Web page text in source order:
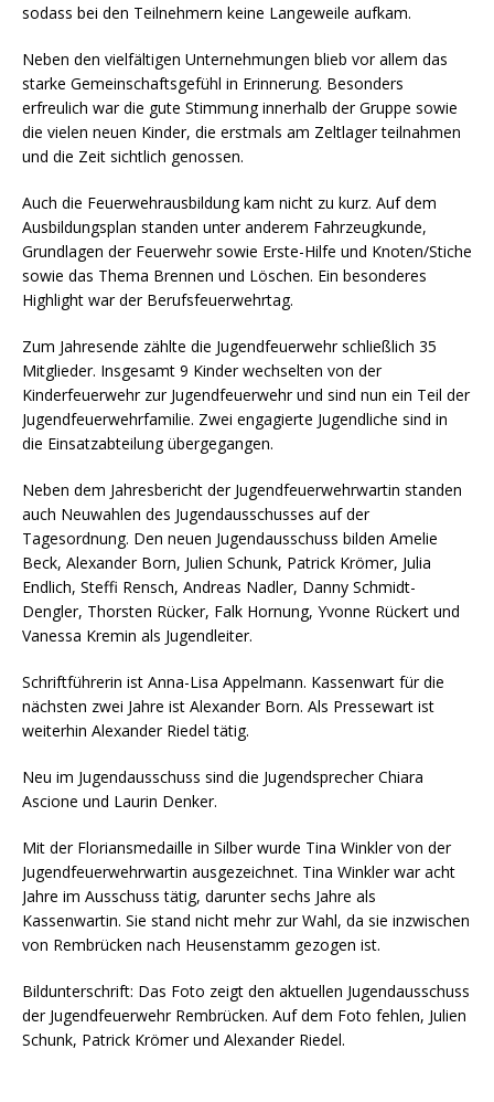
sodass bei den Teilnehmern keine Langeweile aufkam.
Neben den vielfältigen Unternehmungen blieb vor allem das
starke Gemeinschaftsgefühl in Erinnerung. Besonders
erfreulich war die gute Stimmung innerhalb der Gruppe sowie
die vielen neuen Kinder, die erstmals am Zeltlager teilnahmen
und die Zeit sichtlich genossen.
Auch die Feuerwehrausbildung kam nicht zu kurz. Auf dem
Ausbildungsplan standen unter anderem Fahrzeugkunde,
Grundlagen der Feuerwehr sowie Erste-Hilfe und Knoten/Stiche
sowie das Thema Brennen und Löschen. Ein besonderes
Highlight war der Berufsfeuerwehrtag.
Zum Jahresende zählte die Jugendfeuerwehr schließlich 35
Mitglieder. Insgesamt 9 Kinder wechselten von der
Kinderfeuerwehr zur Jugendfeuerwehr und sind nun ein Teil der
Jugendfeuerwehrfamilie. Zwei engagierte Jugendliche sind in
die Einsatzabteilung übergegangen.
Neben dem Jahresbericht der Jugendfeuerwehrwartin standen
auch Neuwahlen des Jugendausschusses auf der
Tagesordnung. Den neuen Jugendausschuss bilden Amelie
Beck, Alexander Born, Julien Schunk, Patrick Krömer, Julia
Endlich, Steffi Rensch, Andreas Nadler, Danny Schmidt-
Dengler, Thorsten Rücker, Falk Hornung, Yvonne Rückert und
Vanessa Kremin als Jugendleiter.
Schriftführerin ist Anna-Lisa Appelmann. Kassenwart für die
nächsten zwei Jahre ist Alexander Born. Als Pressewart ist
weiterhin Alexander Riedel tätig.
Neu im Jugendausschuss sind die Jugendsprecher Chiara
Ascione und Laurin Denker.
Mit der Floriansmedaille in Silber wurde Tina Winkler von der
Jugendfeuerwehrwartin ausgezeichnet. Tina Winkler war acht
Jahre im Ausschuss tätig, darunter sechs Jahre als
Kassenwartin. Sie stand nicht mehr zur Wahl, da sie inzwischen
von Rembrücken nach Heusenstamm gezogen ist.
Bildunterschrift: Das Foto zeigt den aktuellen Jugendausschuss
der Jugendfeuerwehr Rembrücken. Auf dem Foto fehlen, Julien
Schunk, Patrick Krömer und Alexander Riedel.